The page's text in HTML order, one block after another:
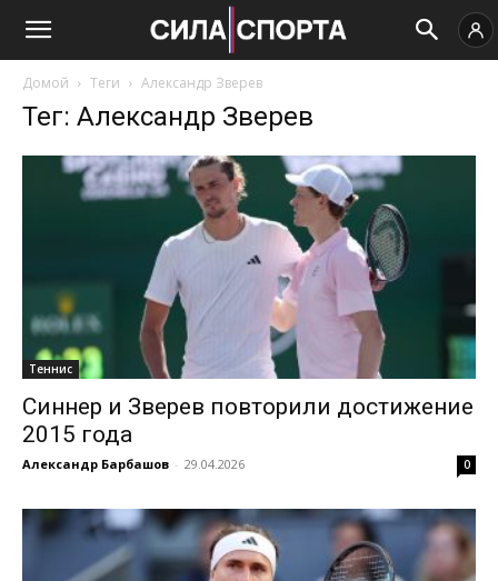
Домой Теги Александр Зверев
Тег: Александр Зверев
Теннис
Синнер и Зверев повторили достижение
2015 года
Александр Барбашов - 29.04.2026 0